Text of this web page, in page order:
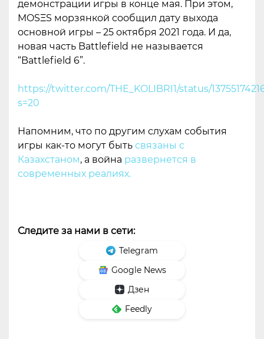
демонстрации игры в конце мая. При этом,
MOSΞS морзянкой сообщил дату выхода
основной игры – 25 октября 2021 года. И да,
новая часть Battlefield не называется
“Battlefield 6”.
https://twitter.com/THE_KOLIBRI1/status/
s=20
Напомним, что по другим слухам события
игры как-то могут быть связаны с
Казахстаном, а война развернется в
современных реалиях.
Следите за нами в сети:
Telegram
Google News
Дзен
Feedly